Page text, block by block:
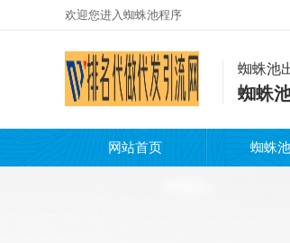
欢迎您进入蜘蛛池程序
蜘蛛池
蜘蛛
网站首页 蜘蛛